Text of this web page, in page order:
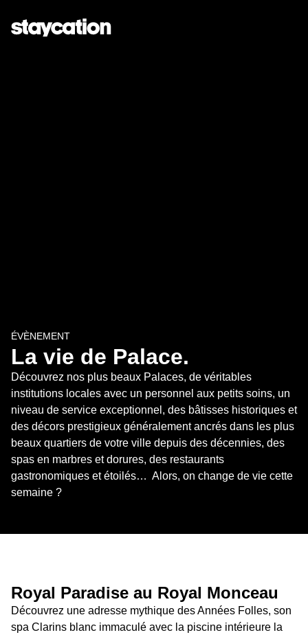
ÉVÈNEMENT
La vie de Palace.
Découvrez nos plus beaux Palaces, de véritables
institutions locales avec un personnel aux petits soins, un
niveau de service exceptionnel, des bâtisses historiques et
des décors prestigieux généralement ancrés dans les plus
beaux quartiers de votre ville depuis des décennies, des
spas en marbres et dorures, des restaurants
gastronomiques et étoilés…  Alors, on change de vie cette
semaine ?
Royal Paradise au Royal Monceau
Découvrez une adresse mythique des Années Folles, son
spa Clarins blanc immaculé avec la piscine intérieure la